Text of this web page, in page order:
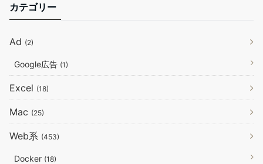
カテゴリー
Ad (2)
Google広告 (1)
Excel (18)
Mac (25)
Web系 (453)
Docker (18)